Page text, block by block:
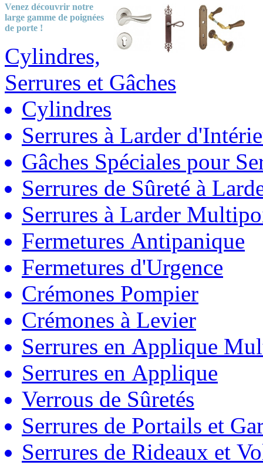
Venez découvrir notre
large gamme de poignées
de porte !
Cylindres,
Serrures et Gâches
Cylindres
Serrures à Larder
Gâches Spéciales pour
Serrures de Sûreté à
Serrures à Larder
Fermetures Antipanique
Fermetures d'Urgence
Crémones Pompier
Crémones à Levier
Serrures en Applique
Serrures en Applique
Verrous de Sûretés
Serrures de Portails et
Serrures de Rideaux et